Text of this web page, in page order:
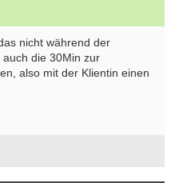
nicht während der
die 30Min zur
also mit der Klientin einen